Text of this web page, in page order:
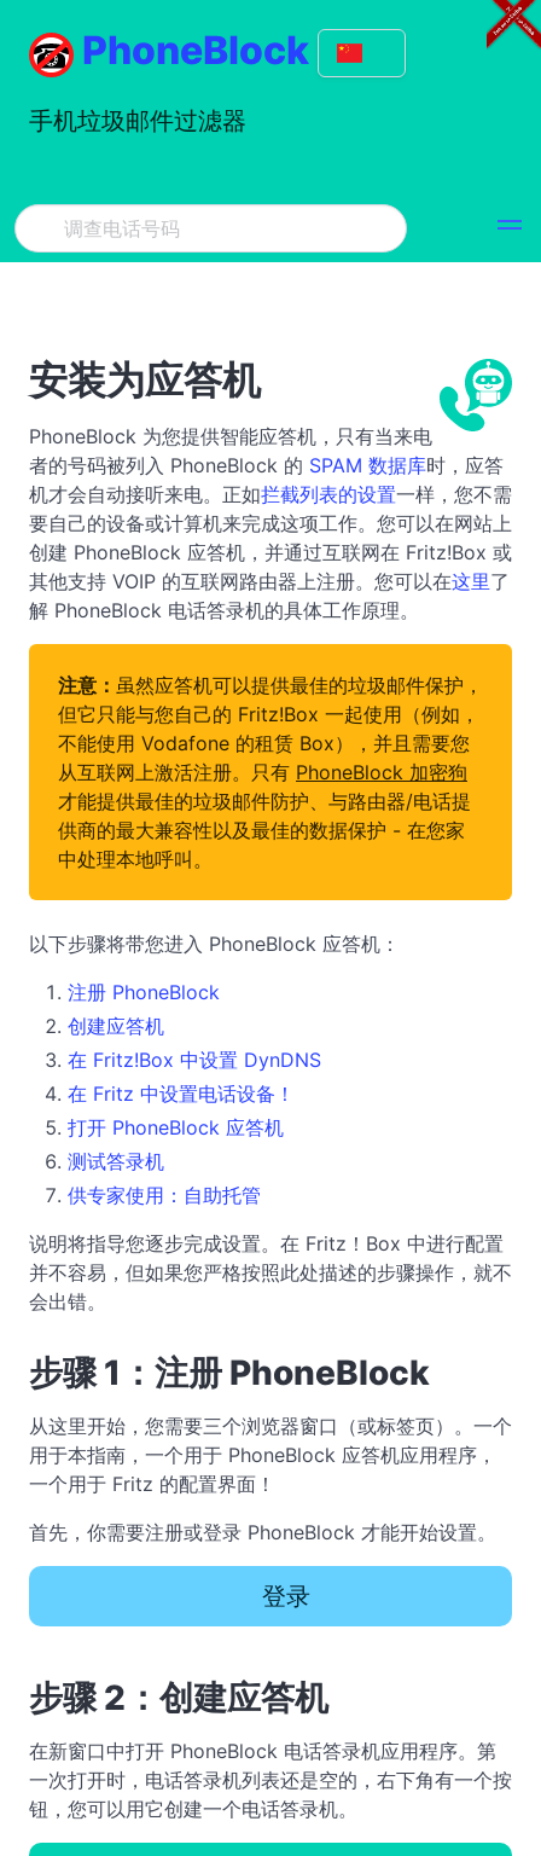
PhoneBlock
手机垃圾邮件过滤器
安装为应答机
PhoneBlock 为您提供智能应答机，只有当来电
者的号码被列入 PhoneBlock 的 SPAM 数据库时，应答
机才会自动接听来电。正如拦截列表的设置一样，您不需
要自己的设备或计算机来完成这项工作。您可以在网站上
创建 PhoneBlock 应答机，并通过互联网在 Fritz!Box 或
其他支持 VOIP 的互联网路由器上注册。您可以在这里了
解 PhoneBlock 电话答录机的具体工作原理。
注意： 虽然应答机可以提供最佳的垃圾邮件保护，
但它只能与您自己的 Fritz!Box 一起使用（例如，
不能使用 Vodafone 的租赁 Box），并且需要您
从互联网上激活注册。只有 PhoneBlock 加密狗
才能提供最佳的垃圾邮件防护、与路由器/电话提
供商的最大兼容性以及最佳的数据保护 - 在您家
中处理本地呼叫。
以下步骤将带您进入 PhoneBlock 应答机：
注册 PhoneBlock
创建应答机
在 Fritz!Box 中设置 DynDNS
在 Fritz 中设置电话设备！
打开 PhoneBlock 应答机
测试答录机
供专家使用：自助托管
说明将指导您逐步完成设置。在 Fritz！Box 中进行配置
并不容易，但如果您严格按照此处描述的步骤操作，就不
会出错。
步骤 1：注册 PhoneBlock
从这里开始，您需要三个浏览器窗口（或标签页）。一个
用于本指南，一个用于 PhoneBlock 应答机应用程序，
一个用于 Fritz 的配置界面！
首先，你需要注册或登录 PhoneBlock 才能开始设置。
登录
步骤 2：创建应答机
在新窗口中打开 PhoneBlock 电话答录机应用程序。第
一次打开时，电话答录机列表还是空的，右下角有一个按
钮，您可以用它创建一个电话答录机。